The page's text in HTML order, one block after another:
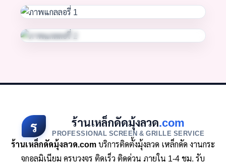
ร ร้านเหล็กดัดมุ้งลวด.com
PROFESSIONAL SCREEN & GRILLE SERVICE
ร้านเหล็กดัดมุ้งลวด.comบริการติดตั้งมุ้งลวด เหล็กดัด งานกระ
จกอลูมิเนียม ครบวงจร ติดเร็ว ติดด่วน ภายใน 1-4 ชม. รับ